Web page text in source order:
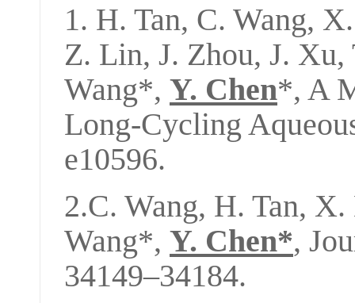
1. H. Tan, C. Wang,
Z. Lin, J. Zhou, J.
Wang*, Y. Chen*, A
Long-Cycling
e10596.
2.C. Wang, H. Tan,
Wang*, Y. Chen*,
34149–34184.